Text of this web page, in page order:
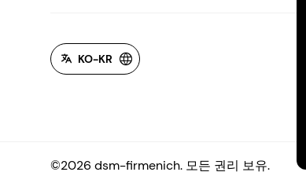
KO-KR
©2026 dsm-firmenich. 모든 권리 보유.